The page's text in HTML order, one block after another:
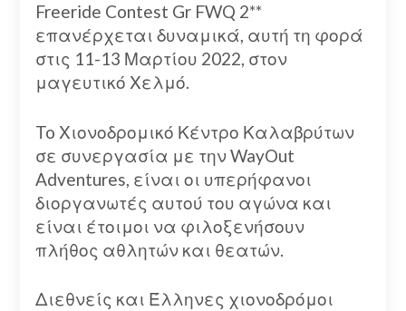
Freeride Contest Gr FWQ 2**
επανέρχεται δυναμικά, αυτή τη φορά
στις 11-13 Μαρτίου 2022, στον
μαγευτικό Χελμό.
To Χιονοδρομικό Κέντρο Καλαβρύτων
σε συνεργασία με την WayOut
Adventures, είναι οι υπερήφανοι
διοργανωτές αυτού του αγώνα και
είναι έτοιμοι να φιλοξενήσουν
πλήθος αθλητών και θεατών.
Διεθνείς και Έλληνες χιονοδρόμοι